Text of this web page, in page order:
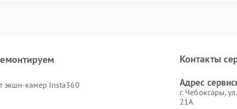
экшн-камер Insta360
Контакты
Адрес
г. Чебоксары,
21А